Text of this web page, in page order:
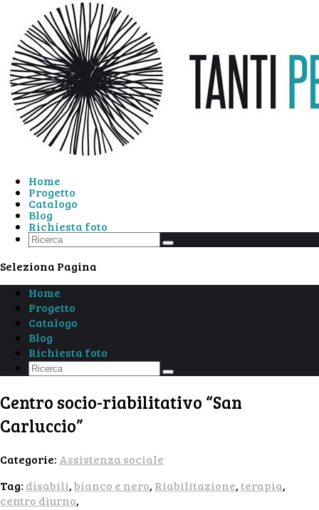
Home
Progetto
Catalogo
Blog
Richiesta foto
Seleziona Pagina
Home
Progetto
Catalogo
Blog
Richiesta foto
Centro socio-riabilitativo “San
Carluccio”
Categorie: Assistenza sociale
Tag: disabili,bianco e nero, Riabilitazione,terapia,
centro diurno,